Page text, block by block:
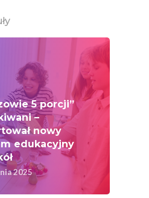
5 porcji”
–
nowy
edukacyjny
2025
5 Porcji Warzyw,
Lub Soku
Certyfikowany
Narodowe Badania
Konsumpcji Warzyw
Owoców
Nutriscore Fakty
Federacja